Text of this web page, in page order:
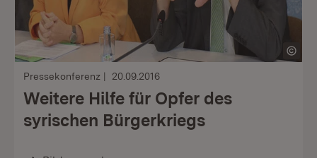
Pressekonferenz 20.09.2016
Weitere Hilfe für Opfer des
syrischen Bürgerkriegs